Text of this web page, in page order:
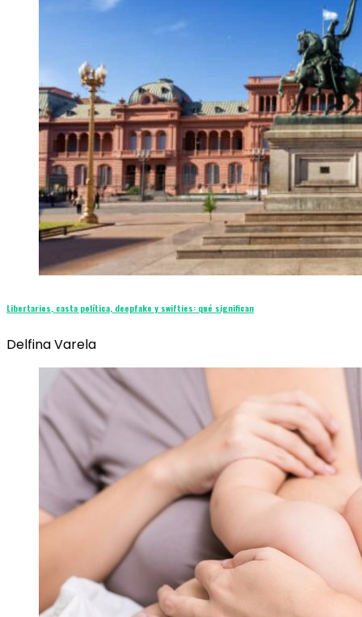
Libertarios, casta política, deepfake y swifties: qué significan
Delfina Varela